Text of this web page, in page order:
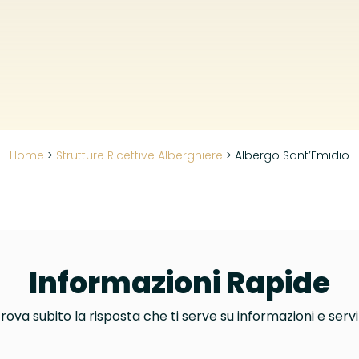
Home > Strutture Ricettive Alberghiere > Albergo Sant’Emidio
Informazioni Rapide
subito la risposta che ti serve su informazioni e